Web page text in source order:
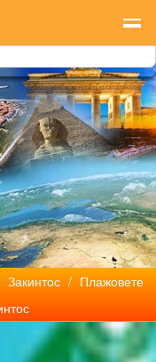
Закинтос / Плажовете